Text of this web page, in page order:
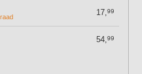
17,99
54,99